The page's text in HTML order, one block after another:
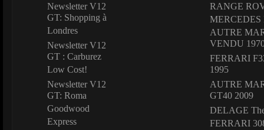
Newsletter V12
GT: Shopping à
Londres
Newsletter V12
GT : Carburez
Low Cost!
Newsletter V12
GT: Roma
Goodwood
Express
RANGE
MERCEDES
AUTRE
VENDU
FERRARI
1995
AUTRE
GT40 2009
DELAGE
FERRARI